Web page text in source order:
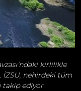
kirlilikle
İZSU, nehirdeki tüm
takip ediyor.